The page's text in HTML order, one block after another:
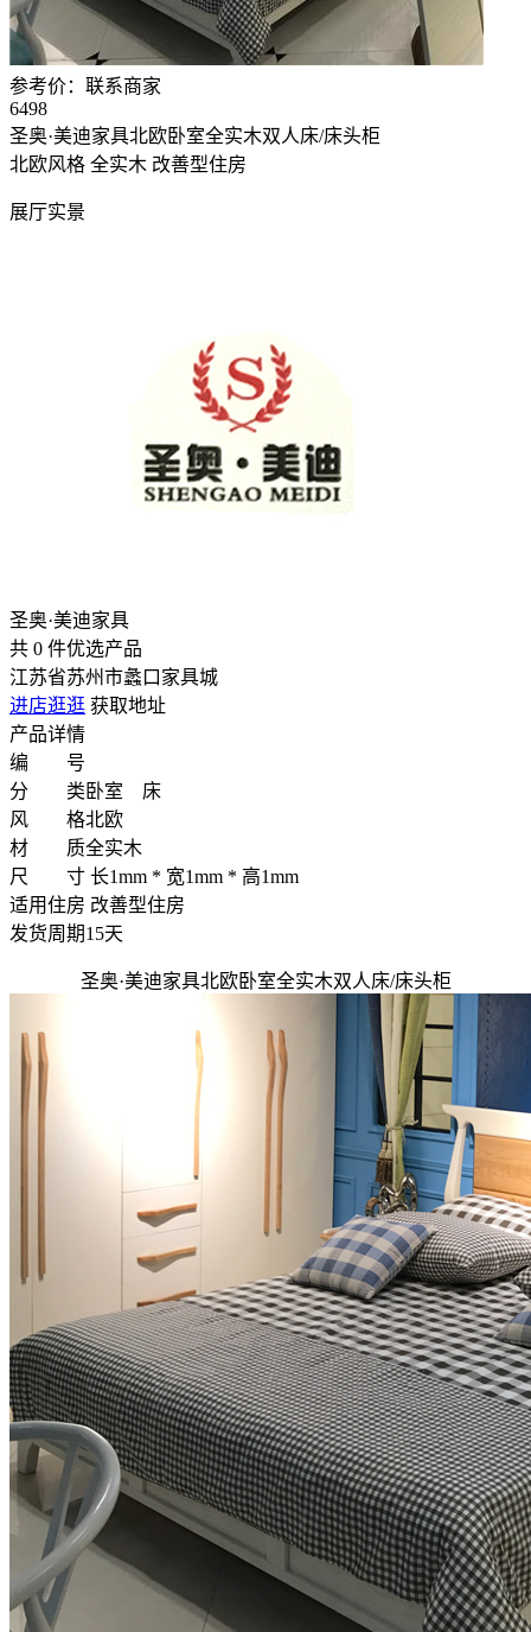
参考价： 联系商家
6498
圣奥·美迪家具北欧卧室全实木双人床/床头柜
北欧风格 全实木 改善型住房
展厅实景
圣奥·美迪家具
共 0 件优选产品
江苏省苏州市蠡口家具城
进店逛逛 获取地址
产品详情
编 号
分 类卧室 床
风 格北欧
材 质全实木
尺 寸 长1mm * 宽1mm * 高1mm
适用住房 改善型住房
发货周期15天
圣奥·美迪家具北欧卧室全实木双人床/床头柜